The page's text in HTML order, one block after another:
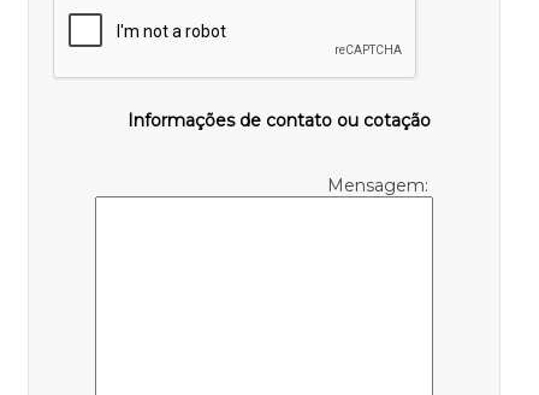
Informações de contato ou cotação
Mensagem: